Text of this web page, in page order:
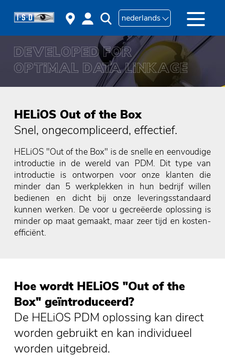
nederlands
HELiOS Out of the Box
Snel, ongecompliceerd, effectief.
HELiOS "Out of the Box" is de snelle en eenvoudige
introductie in de wereld van PDM. Dit type van
introductie is ontworpen voor onze klanten die
minder dan 5 werkplekken in hun bedrijf willen
bedienen en dicht bij onze leveringsstandaard
kunnen werken. De voor u gecreëerde oplossing is
minder op maat gemaakt, maar zeer tijd en kosten-
efficiënt.
Hoe wordt HELiOS "Out of the
Box" geïntroduceerd?
De HELiOS PDM oplossing kan direct
worden gebruikt en kan individueel
worden uitgebreid.